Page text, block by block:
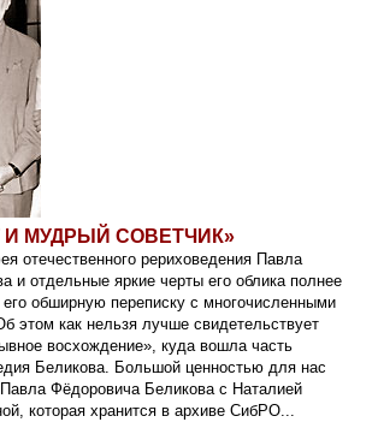
И МУДРЫЙ СОВЕТЧИК»
отечественного рериховедения Павла
и отдельные яркие черты его облика полнее
обширную переписку с многочисленными
этом как нельзя лучше свидетельствует
восхождение», куда вошла часть
Беликова. Большой ценностью для нас
Фёдоровича Беликова с Наталией
которая хранится в архиве СибРО...